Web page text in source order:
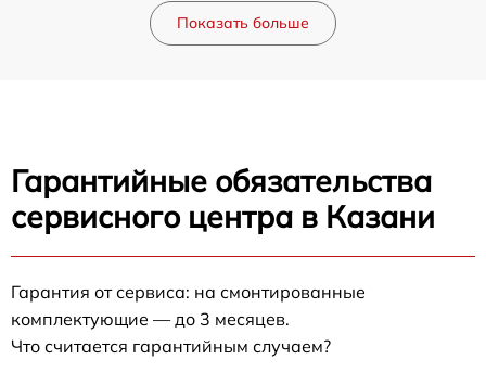
Показать больше
Гарантийные обязательства
сервисного центра в Казани
Гарантия от сервиса: на смонтированные
комплектующие — до 3 месяцев.
Что считается гарантийным случаем?